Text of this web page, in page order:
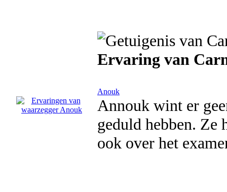
Ervaring van
Anouk
Annouk wint er
geduld hebben. Ze
ook over het